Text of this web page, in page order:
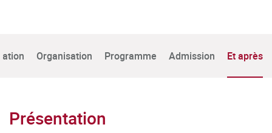
Organisation Programme Admission Et après
Présentation